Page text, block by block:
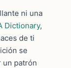
ni una
Dictionary,
de ti
se
un patrón